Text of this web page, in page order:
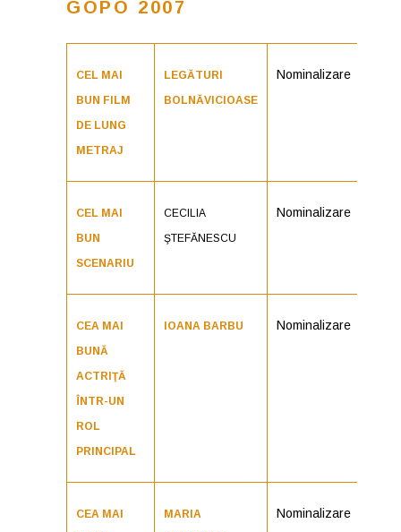
GOPO 2007
CEL MAI
BUN FILM
DE LUNG
METRAJ
LEGĂTURI
BOLNĂVICIOASE
Nominalizare
CEL MAI
BUN
SCENARIU
CECILIA
ŞTEFĂNESCU
Nominalizare
CEA MAI
BUNĂ
ACTRIŢĂ
ÎNTR-UN
ROL
PRINCIPAL
IOANA BARBU Nominalizare
CEA MAI
MARIA
Nominalizare